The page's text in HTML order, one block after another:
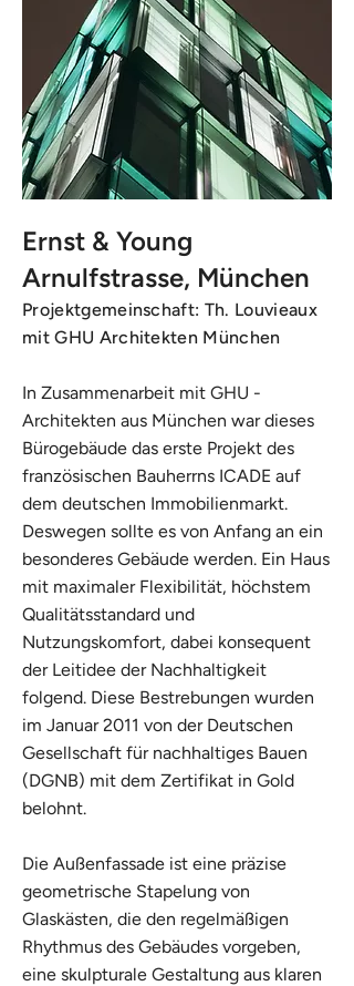
Ernst & Young
Arnulfstrasse, München
Projektgemeinschaft: Th. Louvieaux
mit GHU Architekten München
In Zusammenarbeit mit GHU -
Architekten aus München war dieses
Bürogebäude das erste Projekt des
französischen Bauherrns ICADE auf
dem deutschen Immobilienmarkt.
Deswegen sollte es von Anfang an ein
besonderes Gebäude werden. Ein Haus
mit maximaler Flexibilität, höchstem
Qualitätsstandard und
Nutzungskomfort, dabei konsequent
der Leitidee der Nachhaltigkeit
folgend. Diese Bestrebungen wurden
im Januar 2011 von der Deutschen
Gesellschaft für nachhaltiges Bauen
(DGNB) mit dem Zertifikat in Gold
belohnt.
Die Außenfassade ist eine präzise
geometrische Stapelung von
Glaskästen, die den regelmäßigen
Rhythmus des Gebäudes vorgeben,
eine skulpturale Gestaltung aus klaren